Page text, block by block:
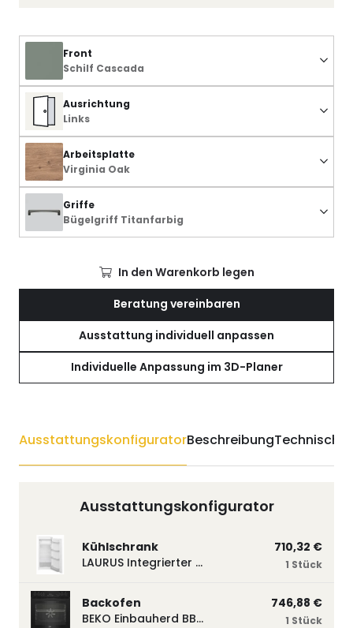
Front
Schilf Cascada
Ausrichtung
Links
Arbeitsplatte
Virginia Oak
Griffe
Bügelgriff Titanfarbig
In den Warenkorb legen
Beratung vereinbaren
Ausstattung individuell anpassen
Individuelle Anpassung im 3D-Planer
AusstattungskonfiguratorBeschreibungTechnische
Ausstattungskonfigurator
Kühlschrank
LAURUS Integrierter Kühlautomat LKG122E LKG122E
710,32 €
1 Stück
Backofen
BEKO Einbauherd BBUM113N2B mit Hydrolyse, Schwarz BBUM113N2B
746,88 €
1 Stück